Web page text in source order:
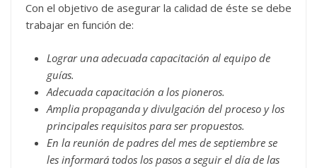
Con el objetivo de asegurar la calidad de éste se debe
trabajar en función de:
Lograr una adecuada capacitación al equipo de
guías.
Adecuada capacitación a los pioneros.
Amplia propaganda y divulgación del proceso y los
principales requisitos para ser propuestos.
En la reunión de padres del mes de septiembre se
les informará todos los pasos a seguir el día de las